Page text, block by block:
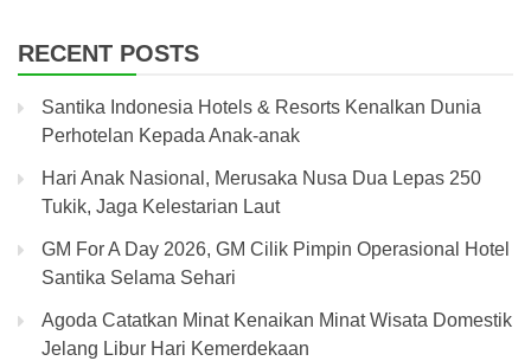
RECENT POSTS
Santika Indonesia Hotels & Resorts Kenalkan Dunia
Perhotelan Kepada Anak-anak
Hari Anak Nasional, Merusaka Nusa Dua Lepas 250
Tukik, Jaga Kelestarian Laut
GM For A Day 2026, GM Cilik Pimpin Operasional Hotel
Santika Selama Sehari
Agoda Catatkan Minat Kenaikan Minat Wisata Domestik
Jelang Libur Hari Kemerdekaan